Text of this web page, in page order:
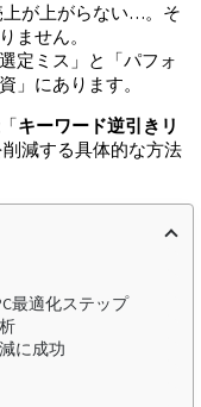
上が上がらない…。そ
ません。
定ミス」と「パフォ
」にあります。
キーワード逆引きリ
削減する具体的な方法
最適化ステップ
に成功